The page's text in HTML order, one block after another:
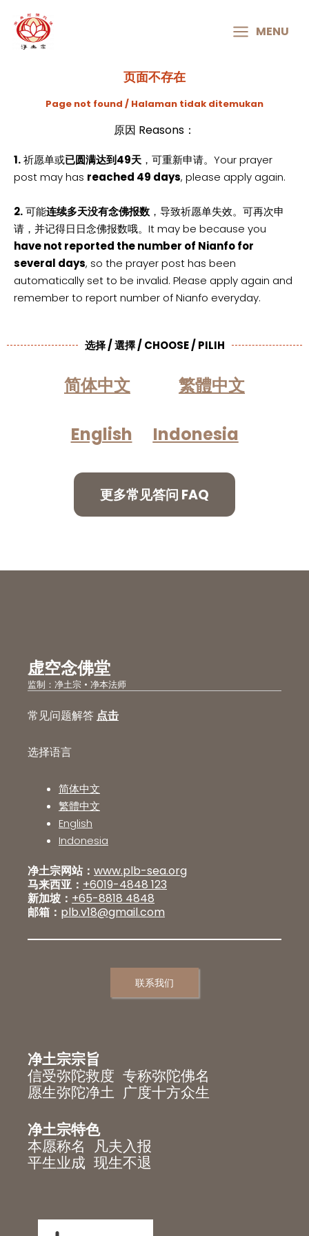
MENU
MENU
页面不存在
Page not found / Halaman tidak ditemukan
原因 Reasons：
1.祈愿单或已圆满达到49天 ，可重新申请。Your prayer
post may has reached 49 days, please apply again.
2.可能连续多天没有念佛报数 ，导致祈愿单失效。可再次申
请，并记得日日念佛报数哦。It may be because you
have not reported the number of Nianfo for
several days, so the prayer post has been
automatically set to be invalid. Please apply again and
remember to report number of Nianfo everyday.
选择 / 選擇 / CHOOSE / PILIH
简体中文 繁體中文
English Indonesia
更多常见答问 FAQ
虚空念佛堂
监制：净土宗 • 净本法师
常见问题解答 点击
选择语言
简体中文
繁體中文
English
Indonesia
净土宗网站： www.plb-sea.org
马来西亚： +6019-4848 123
新加坡： +65-8818 4848
邮箱： plb.v18@gmail.com
联系我们
净土宗宗旨
信受弥陀救度 专称弥陀佛名
愿生弥陀净土 广度十方众生
净土宗特色
本愿称名 凡夫入报
平生业成 现生不退